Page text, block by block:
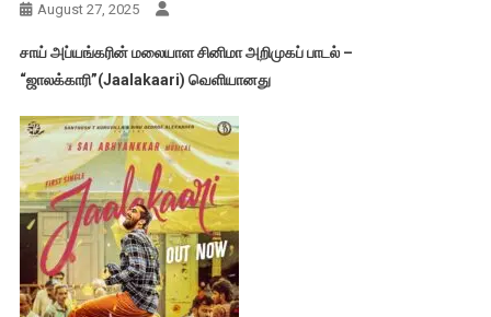
August 27, 2025
சாய் அப்யங்கரின் மலையாள சினிமா அறிமுகப் பாடல் –
“ஜாலக்காரி”(Jaalakaari) வெளியானது